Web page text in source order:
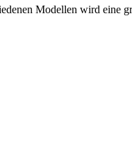
Modellen wird eine